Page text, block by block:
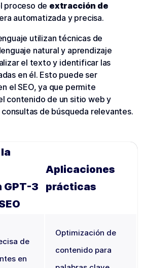
proceso de extracción de
automatizada y precisa.
utilizan técnicas de
natural y aprendizaje
el texto y identificar las
en él. Esto puede ser
el SEO, ya que permite
contenido de un sitio web y
de búsqueda relevantes.
GPT-3
Aplicaciones
prácticas
de
en
Optimización de
contenido para